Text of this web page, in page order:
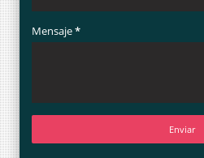
Mensaje*